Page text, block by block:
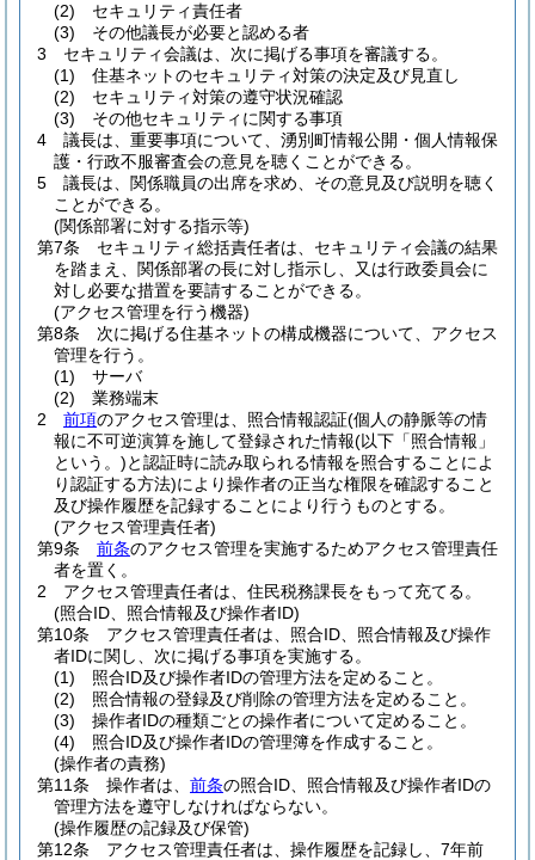
(2)
セキュリティ責任者
(3)
その他議長が必要と認める者
3
セキュリティ会議は、次に掲げる事項を審議する。
(1)
住基ネットのセキュリティ対策の決定及び見直し
(2)
セキュリティ対策の遵守状況確認
(3)
その他セキュリティに関する事項
4
議長は、重要事項について、湧別町情報公開・個人情報保
護・行政不服審査会の意見を聴くことができる。
5
議長は、関係職員の出席を求め、その意見及び説明を聴く
ことができる。
(関係部署に対する指示等)
第7条
セキュリティ総括責任者は、セキュリティ会議の結果
を踏まえ、関係部署の長に対し指示し、又は行政委員会に
対し必要な措置を要請することができる。
(アクセス管理を行う機器)
第8条
次に掲げる住基ネットの構成機器について、アクセス
管理を行う。
(1)
サーバ
(2)
業務端末
2
前項のアクセス管理は、照合情報認証(個人の静脈等の情
報に不可逆演算を施して登録された情報(以下「照合情報」
という。)と認証時に読み取られる情報を照合することによ
り認証する方法)により操作者の正当な権限を確認すること
及び操作履歴を記録することにより行うものとする。
(アクセス管理責任者)
第9条
前条のアクセス管理を実施するためアクセス管理責任
者を置く。
2
アクセス管理責任者は、住民税務課長をもって充てる。
(照合ID、照合情報及び操作者ID)
第10条
アクセス管理責任者は、照合ID、照合情報及び操作
者IDに関し、次に掲げる事項を実施する。
(1)
照合ID及び操作者IDの管理方法を定めること。
(2)
照合情報の登録及び削除の管理方法を定めること。
(3)
操作者IDの種類ごとの操作者について定めること。
(4)
照合ID及び操作者IDの管理簿を作成すること。
(操作者の責務)
第11条
操作者は、 前条の照合ID、照合情報及び操作者IDの
管理方法を遵守しなければならない。
(操作履歴の記録及び保管)
第12条
アクセス管理責任者は、操作履歴を記録し、7年前